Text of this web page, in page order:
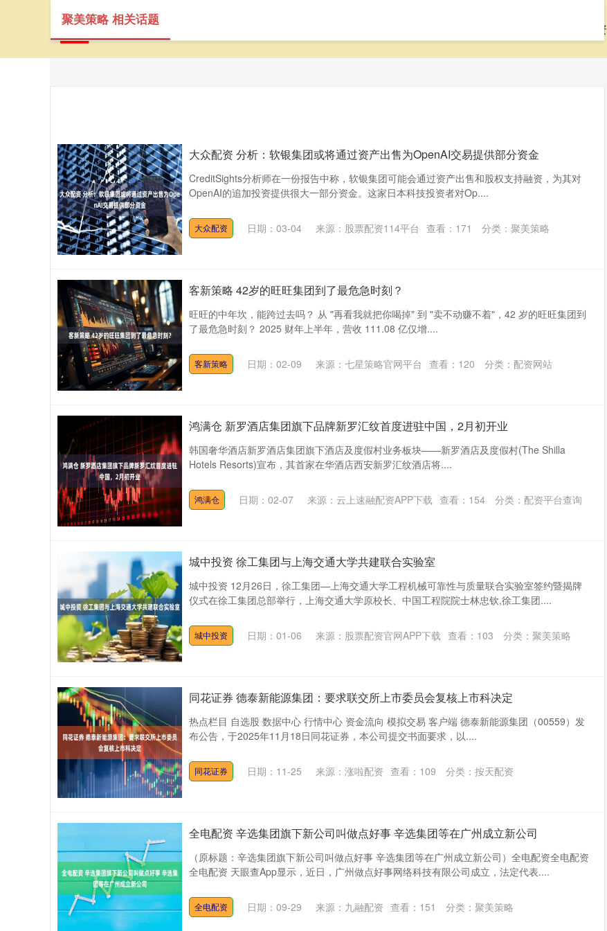
按天配资
聚美策略 相关话题
大众配资 分析：软银集团或将通过资产出售为OpenAI交易提供部分资金
CreditSights分析师在一份报告中称，软银集团可能会通过资产出售和股权支持融资，为其对
OpenAI的追加投资提供很大一部分资金。这家日本科技投资者对Op....
大众配资 日期：03-04 来源：股票配资114平台 查看： 171 分类： 聚美策略
客新策略 42岁的旺旺集团到了最危急时刻？
旺旺的中年坎，能跨过去吗？ 从 "再看我就把你喝掉" 到 "卖不动赚不着"，42 岁的旺旺集团到
了最危急时刻？ 2025 财年上半年，营收 111.08 亿仅增....
客新策略 日期：02-09 来源：七星策略官网平台 查看： 120 分类： 配资网站
鸿满仓 新罗酒店集团旗下品牌新罗汇纹首度进驻中国，2月初开业
韩国奢华酒店新罗酒店集团旗下酒店及度假村业务板块——新罗酒店及度假村(The Shilla
Hotels Resorts)宣布，其首家在华酒店西安新罗汇纹酒店将....
鸿满仓 日期：02-07 来源：云上速融配资APP下载 查看： 154 分类： 配资平台查询
城中投资 徐工集团与上海交通大学共建联合实验室
城中投资 12月26日，徐工集团—上海交通大学工程机械可靠性与质量联合实验室签约暨揭牌
仪式在徐工集团总部举行，上海交通大学原校长、中国工程院院士林忠钦,徐工集团....
城中投资 日期：01-06 来源：股票配资官网APP下载 查看： 103 分类： 聚美策略
同花证券 德泰新能源集团：要求联交所上市委员会复核上市科决定
热点栏目 自选股 数据中心 行情中心 资金流向 模拟交易 客户端 德泰新能源集团（00559）发
布公告，于2025年11月18日同花证券，本公司提交书面要求，以....
同花证券 日期：11-25 来源：涨啦配资 查看： 109 分类： 按天配资
全电配资 辛选集团旗下新公司叫做点好事 辛选集团等在广州成立新公司
（原标题：辛选集团旗下新公司叫做点好事 辛选集团等在广州成立新公司）全电配资全电配资
全电配资 天眼查App显示，近日，广州做点好事网络科技有限公司成立，法定代表....
全电配资 日期：09-29 来源：九融配资 查看： 151 分类： 聚美策略
深证成指 14110.12 -34.08 -0.24% 沪深300 4651.31